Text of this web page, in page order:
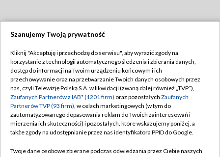
TVP
Abonament TVP
Emisja w TVP
Centrum informacji TVP
Naziemna Telewizja Cyfrowa
Regulamin TVP
Polityka prywatności
Moje zgody
Pomoc
Szanujemy Twoją prywatność
Kliknij "Akceptuję i przechodzę do serwisu", aby wyrazić zgody na
korzystanie z technologii automatycznego śledzenia i zbierania danych,
dostęp do informacji na Twoim urządzeniu końcowym i ich
przechowywanie oraz na przetwarzanie Twoich danych osobowych przez
nas, czyli Telewizję Polską S.A. w likwidacji (zwaną dalej również „TVP”),
Zaufanych Partnerów z IAB* (1201 firm) oraz pozostałych Zaufanych
Partnerów TVP (93 firm), w celach marketingowych (w tym do
zautomatyzowanego dopasowania reklam do Twoich zainteresowań i
mierzenia ich skuteczności) i pozostałych, które wskazujemy poniżej, a
także zgody na udostępnianie przez nas identyfikatora PPID do Google.
Twoje dane osobowe zbierane podczas odwiedzania przez Ciebie naszych